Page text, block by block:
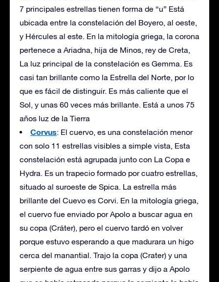
7 principales estrellas tienen forma de “u” Está
ubicada entre la constelación del Boyero, al oeste,
y Hércules al este. En la mitología griega, la corona
pertenece a Ariadna, hija de Minos, rey de Creta,
La luz principal de la constelación es Gemma. Es
casi tan brillante como la Estrella del Norte, por lo
que es fácil de distinguir. Es más caliente que el
Sol, y unas 60 veces más brillante. Está a unos 75
años luz de la Tierra
Corvus: El cuervo, es una constelación menor
con solo 11 estrellas visibles a simple vista, Esta
constelación está agrupada junto con La Copa e
Hydra. Es un trapecio formado por cuatro estrellas,
situado al suroeste de Spica. La estrella más
brillante del Cuevo es Corvi. En la mitología griega,
el cuervo fue enviado por Apolo a buscar agua en
su copa (Cráter), pero el cuervo tardó en volver
porque estuvo esperando a que madurara un higo
cerca del manantial. Trajo la copa (Crater) y una
serpiente de agua entre sus garras y dijo a Apolo